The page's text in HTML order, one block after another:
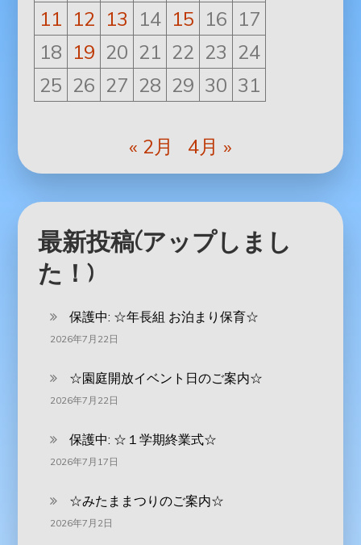
11 12 13 14 15 16 17
18 19 20 21 22 23 24
25 26 27 28 29 30 31
« 2月 4月 »
最新投稿(アップしまし
た！)
保護中: ‪☆年長組 お泊まり保育☆
2026年7月22日
☆園庭開放イベント日のご案内☆
2026年7月22日
保護中: ☆１学期終業式☆
2026年7月17日
☆みたままつりのご案内☆
2026年7月2日